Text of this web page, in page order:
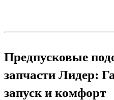
Предпусковые
запчасти Лидер:
запуск и комфорт